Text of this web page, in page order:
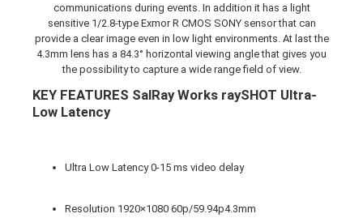
communications during events. In addition it has a light
sensitive 1/2.8-type Exmor R CMOS SONY sensor that can
provide a clear image even in low light environments. At last the
4.3mm lens has a 84.3° horizontal viewing angle that gives you
the possibility to capture a wide range field of view.
KEY FEATURES SalRay Works raySHOT Ultra-
Low Latency
Ultra Low Latency 0-15 ms video delay
Resolution 1920×1080 60p/59.94p4.3mm